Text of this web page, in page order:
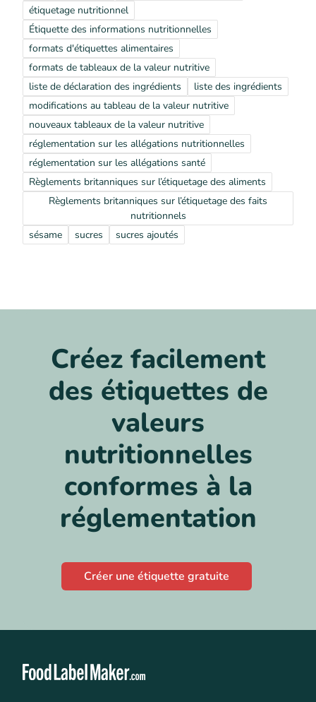
étiquetage nutritionnel
Étiquette des informations nutritionnelles
formats d'étiquettes alimentaires
formats de tableaux de la valeur nutritive
liste de déclaration des ingrédients
liste des ingrédients
modifications au tableau de la valeur nutritive
nouveaux tableaux de la valeur nutritive
réglementation sur les allégations nutritionnelles
réglementation sur les allégations santé
Règlements britanniques sur l’étiquetage des aliments
Règlements britanniques sur l’étiquetage des faits
nutritionnels
sésame
sucres sucres ajoutés
Créez facilement
des étiquettes de
valeurs
nutritionnelles
conformes à la
réglementation
Créer une étiquette gratuite